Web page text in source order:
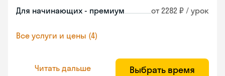
Для начинающих - премиум от 2282 ₽ / урок
Все услуги и цены (4)
Читать дальше Выбрать время